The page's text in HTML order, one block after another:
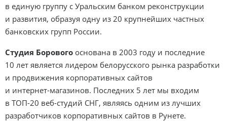
в единую группу с Уральским банком реконструкции
и развития, образуя одну из 20 крупнейших частных
банковских групп России.
Студия Борового основана в 2003 году и последние
10 лет является лидером белорусского рынка разработки
и продвижения корпоративных сайтов
и интернет-магазинов. Последних 5 лет мы входим
в ТОП-20 веб-студий СНГ, являясь одним из лучших
разработчиков корпоративных сайтов в Рунете.